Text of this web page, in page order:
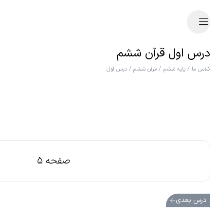
درس اول قرآن ششم
کلاس ما / پایه ششم / قرآن ششم / درس اول
صفحه 5
درس بعدی